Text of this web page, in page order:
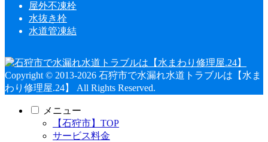
屋外不凍栓
水抜き栓
水道管凍結
Copyright © 2013-2026 石狩市で水漏れ水道トラブルは【水ま
わり修理屋.24】 All Rights Reserved.
メニュー
【石狩市】TOP
サービス料金